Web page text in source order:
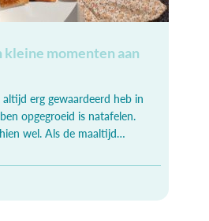
kleine momenten aan
erg gewaardeerd heb in
opgegroeid is natafelen.
wel. Als de maaltijd